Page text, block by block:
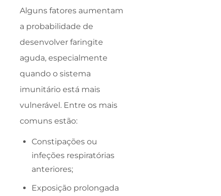
Alguns fatores aumentam
a probabilidade de
desenvolver faringite
aguda, especialmente
quando o sistema
imunitário está mais
vulnerável. Entre os mais
comuns estão:
Constipações ou
infeções respiratórias
anteriores;
Exposição prolongada